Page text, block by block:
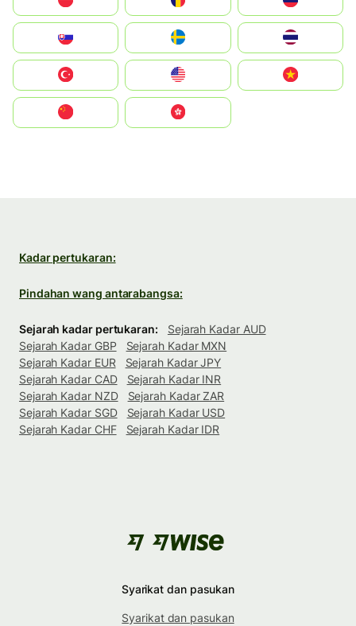
United States
中國香港特別行政區
Kadar pertukaran:
Pindahan wang antarabangsa:
Sejarah kadar pertukaran:
Sejarah Kadar AUD
Sejarah Kadar GBP
Sejarah Kadar MXN
Sejarah Kadar EUR
Sejarah Kadar JPY
Sejarah Kadar CAD
Sejarah Kadar INR
Sejarah Kadar NZD
Sejarah Kadar ZAR
Sejarah Kadar SGD
Sejarah Kadar USD
Sejarah Kadar CHF
Sejarah Kadar IDR
Syarikat dan pasukan
Syarikat dan pasukan